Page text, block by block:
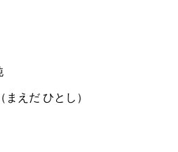
（まえだ ひとし）